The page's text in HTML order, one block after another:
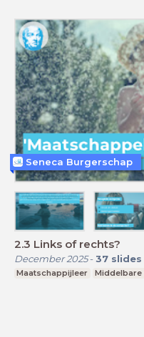
2.3 Links of rechts?
December 2025- 37 slides
Maatschappijleer Middelbare
Seneca Burgerschap